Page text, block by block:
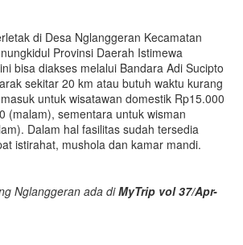
di Desa Nglanggeran Kecamatan
Provinsi Daerah Istimewa
bisa diakses melalui Bandara Adi Sucipto
sekitar 20 km atau butuh waktu kurang
untuk wisatawan domestik Rp15.000
(malam), sementara untuk wisman
Dalam hal fasilitas sudah tersedia
istirahat, mushola dan kamar mandi.
Nglanggeran ada diMyTrip vol 37/Apr-